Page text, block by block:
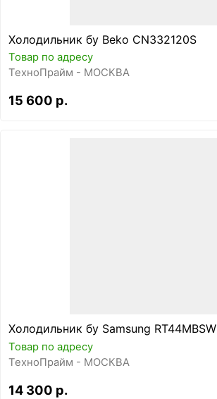
Холодильник бу Beko CN332120S
Товар по адресу
ТехноПрайм - МОСКВА
15 600 р.
Холодильник бу Samsung RT44MBSW
Товар по адресу
ТехноПрайм - МОСКВА
14 300 р.